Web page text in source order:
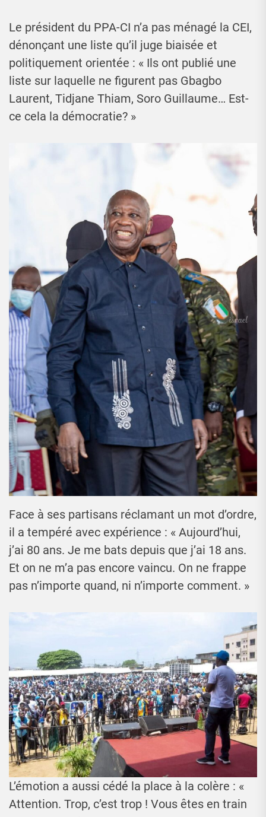
Le président du PPA-CI n’a pas ménagé la CEI,
dénonçant une liste qu’il juge biaisée et
politiquement orientée : « Ils ont publié une
liste sur laquelle ne figurent pas Gbagbo
Laurent, Tidjane Thiam, Soro Guillaume… Est-
ce cela la démocratie? »
Face à ses partisans réclamant un mot d’ordre,
il a tempéré avec expérience : « Aujourd’hui,
j’ai 80 ans. Je me bats depuis que j’ai 18 ans.
Et on ne m’a pas encore vaincu. On ne frappe
pas n’importe quand, ni n’importe comment. »
L’émotion a aussi cédé la place à la colère : «
Attention. Trop, c’est trop ! Vous êtes en train